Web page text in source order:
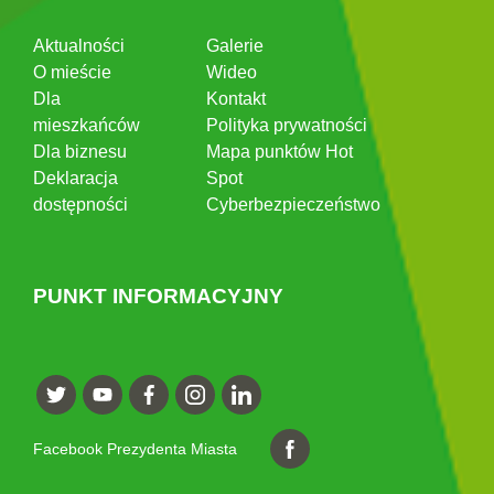
Aktualności
O mieście
Dla
mieszkańców
Dla biznesu
Deklaracja
dostępności
Galerie
Wideo
Kontakt
Polityka prywatności
Mapa punktów Hot
Spot
Cyberbezpieczeństwo
PUNKT INFORMACYJNY
Facebook Prezydenta Miasta